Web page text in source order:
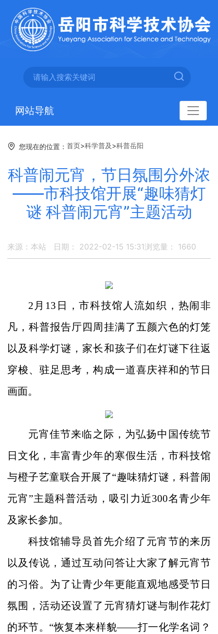
网站导航
您现在的位置： 首页>科学普及>科普岳阳
科普闹元宵，节日氛围分外浓
——市科技馆开展“趣味猜灯
谜 科普闹元宵”主题活动
来源：本站 日期： 2022-02-15 15:31浏览量： 1660
2月13日 ，市科技馆人流如织， 热闹非
凡 ，科普报告厅四周挂满了五颜六色的灯笼
以及科学灯谜，家长和孩子们在灯谜下往返
穿梭、驻足思考，构成一道喜庆祥和的节日
画面。
元宵佳节来临之际， 为弘扬中国传统节
日文化，丰富青少年的寒假生活 ， 市科技馆
与橙子艺童联合开展了“趣味猜灯谜 ， 科普闹
元宵”主题科普活动 ， 吸引力近300名青少年
及家长参加。
科技馆辅导员首先介绍了 元宵节的来历
以及传说，通过互动问答让大家了解元宵节
的习俗。为了让青少年更能直观地感受节日
氛围，活动还设置了 元宵猜灯谜与制作花灯
的环节。 “恢复本来样貌——打一化学名词？